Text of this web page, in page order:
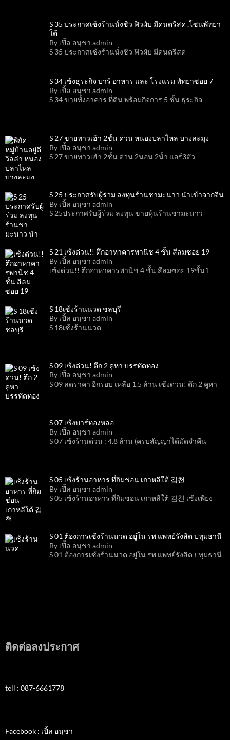
S 35 ประกาศเซ้งร้านนั่งชิว ฟิวผับ มีดนตรีสด ,โซนพัทยา
ใต้
By เปิ้ล อนุชา admin
S 35 ประกาศเซ้งร้านนั่งชิว ฟิวผับ มีดนตรีสด
S 34 เซ้งธุระกิจ บาร์ อาหาร และ โรงแรม พัทยาซอย 7
By เปิ้ล อนุชา admin
S 34 ขายทั้งอาคาร ที่ดิน พร้อมกิจการ 5 ชั้น ธุระกิจ
S 27 ขายทาวเฮ้า 2ชั้น ด่วน หนอง​ปลาไหล​ บางละมุง​
By เปิ้ล อนุชา admin
S 27 ขายทาวเฮ้า 2ชั้น ด่วน 2นอน 2น้ำ แอร์3ตัว
S 25 ประกาศรับผู้ร่วม ลงทุนร้านชามะนาว นำเข้าจากจีน
By เปิ้ล อนุชา admin
S 25ประกาศรับผู้ร่วม ลงทุน ขายหุ้นร้านชามะนาว
S 21 เซ้งด่วน!! ตึกอาหาคารพานิช 4 ชั้น สีลมซอย 19
By เปิ้ล อนุชา admin
เซ้งด่วน!! ตึกอาหาคารพานิช 4 ชั้น สีลมซอย 19ชั้น1
S 18เซ้งร้านนวด ชลบุรี
By เปิ้ล อนุชา admin
S 18เซ้งร้านนวด
S 09 เซ้งด่วน! ตึก 2 คูหา บรรทัดทอง
By เปิ้ล อนุชา admin
S 09 ลดราคา อีกรอบ เหลือ 1.5 ล้าน เซ้งด่วน! ตึก 2 คูหา
S 07 เซ้งบาร์ทองหล่อ
By เปิ้ล อนุชา admin
S 07 เซ้งร้านด่วน : 4.8 ล้าน (ครบสัญญาได้มัดจำคืน
S 05 เซ้งร้านอาหาร ที่กิมช่อน เกาหลีใต้ 김천
By เปิ้ล อนุชา admin
S 05 เซ้งร้านอาหาร ที่กิมชอน เกาหลีใต้ 김천 เซ้งเพียง
S 01 ต้องการเซ้งร้านนวด อยู่ใน รพ แพทย์รังสิต ปทุมธานี
By เปิ้ล อนุชา admin
S 01 ต้องการเซ้งร้านนวด อยู่ใน รพ แพทย์รังสิต ปทุมธานี
ติดต่อลงประกาศ
tell : 087-6661778
Facebook : เปิ้ล อนุชา